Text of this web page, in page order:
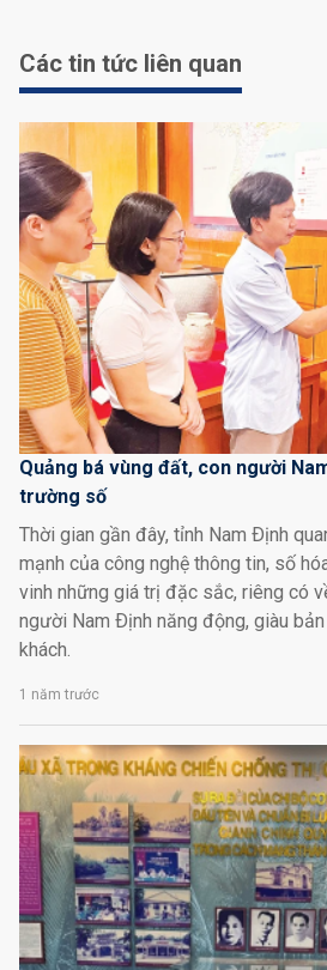
Các tin tức liên quan
Quảng bá vùng đất, con người
trường số
Thời gian gần đây, tỉnh Nam Ðịnh
mạnh của công nghệ thông tin, số
vinh những giá trị đặc sắc, riêng có
người Nam Ðịnh năng động, giàu
khách.
1 năm trước